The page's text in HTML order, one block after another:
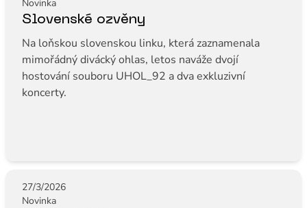
Novinka
Slovenské ozvěny
Na loňskou slovenskou linku, která zaznamenala
mimořádný divácký ohlas, letos naváže dvojí
hostování souboru UHOL_92 a dva exkluzivní
koncerty.
27/3/2026
Novinka